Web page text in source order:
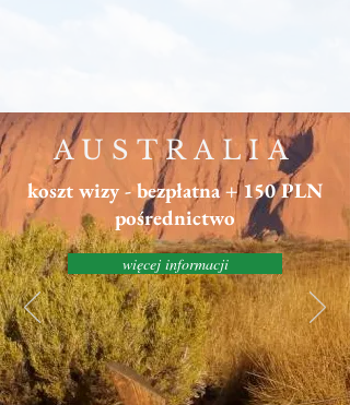
AUSTRALIA
koszt wizy - bezpłatna + 150 PLN
pośrednictwo
więcej informacji